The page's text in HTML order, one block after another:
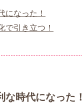
になった！
で引き立つ！
時代になった！